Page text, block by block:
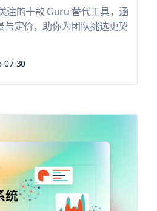
注的十款 Guru 替代工具，涵
与定价，助你为团队挑选更契
07-30